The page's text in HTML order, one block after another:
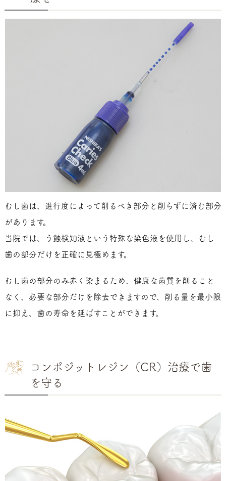
むし歯は、進行度によって削るべき部分と削らずに済む部分
があります。
当院では、う蝕検知液という特殊な染色液を使用し、むし
歯の部分だけを正確に見極めます。
むし歯の部分のみ赤く染まるため、健康な歯質を削ること
なく、必要な部分だけを除去できますので、削る量を最小限
に抑え、歯の寿命を延ばすことができます。
コンポジットレジン（CR）治療で歯
を守る